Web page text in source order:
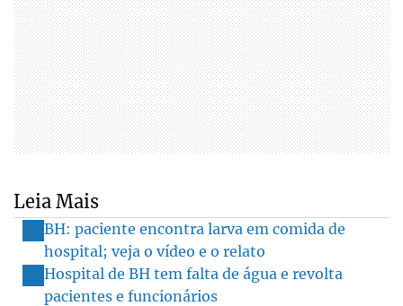
Leia Mais
BH: paciente encontra larva em comida de
hospital; veja o vídeo e o relato
Hospital de BH tem falta de água e revolta
pacientes e funcionários